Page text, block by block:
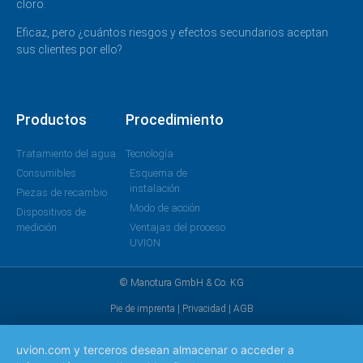
cloro.
Eficaz, pero ¿cuántos riesgos y efectos secundarios aceptan
sus clientes por ello?
Productos
Tratamiento del agua
Consumibles
Piezas de recambio
Dispositivos de
medición
Procedimiento
Tecnología
Esquema de
instalación
Modo de acción
Ventajas del proceso
UVION
© Manotura GmbH & Co. KG
Pie de imprenta Privacidad AGB
uvion.com y terceros desean almacenar o acceder a